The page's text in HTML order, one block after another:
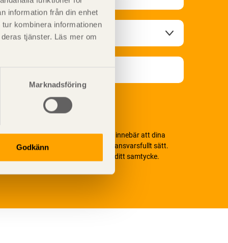
information från din enhet
kombinera informationen
tjänster. Läs mer om
Marknadsföring
Godkänn
värnar om personlig integritet vilket innebär att dina
personuppgifter alltid hanteras på ett ansvarsfullt sätt.
Genom att klicka på skicka lämnar du ditt samtycke.